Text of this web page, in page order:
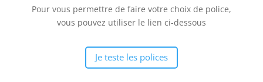
Pour vous permettre de faire votre choix de police,
vous pouvez utiliser le lien ci-dessous
Je teste les polices